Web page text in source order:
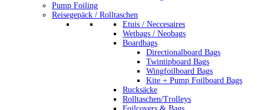
Pump Foiling
Reisegepäck / Rolltaschen
Etuis / Neccesaires
Wetbags / Neobags
Boardbags
Directionalboard Bags
Twintipboard Bags
Wingfoilboard Bags
Kite + Pump Foilboard Bags
Rucksäcke
Rolltaschen/Trolleys